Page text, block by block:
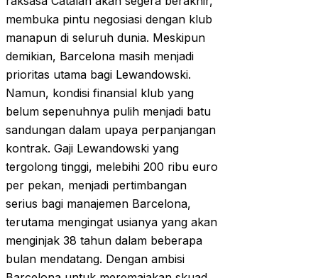
membuka pintu negosiasi dengan klub
manapun di seluruh dunia. Meskipun
demikian, Barcelona masih menjadi
prioritas utama bagi Lewandowski.
Namun, kondisi finansial klub yang
belum sepenuhnya pulih menjadi batu
sandungan dalam upaya perpanjangan
kontrak. Gaji Lewandowski yang
tergolong tinggi, melebihi 200 ribu euro
per pekan, menjadi pertimbangan
serius bagi manajemen Barcelona,
terutama mengingat usianya yang akan
menginjak 38 tahun dalam beberapa
bulan mendatang. Dengan ambisi